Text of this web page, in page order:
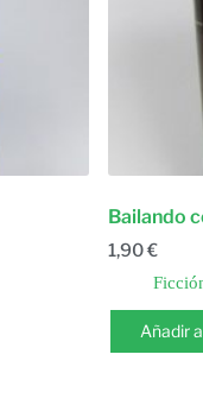
Bailando
1,90€
Añadir